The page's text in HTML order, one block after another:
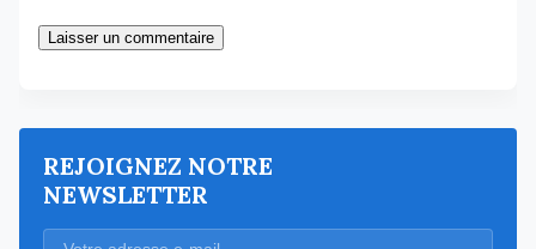
Laisser un commentaire
REJOIGNEZ NOTRE
NEWSLETTER